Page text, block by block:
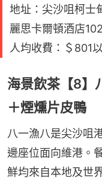
地址：尖沙咀柯士
麗思卡爾頓酒店
人均收費：＄801
海景飲茶【8
＋煙燻片皮鴨
八一漁八是尖沙咀
邊座位面向維港。
鮮均來自本地及世